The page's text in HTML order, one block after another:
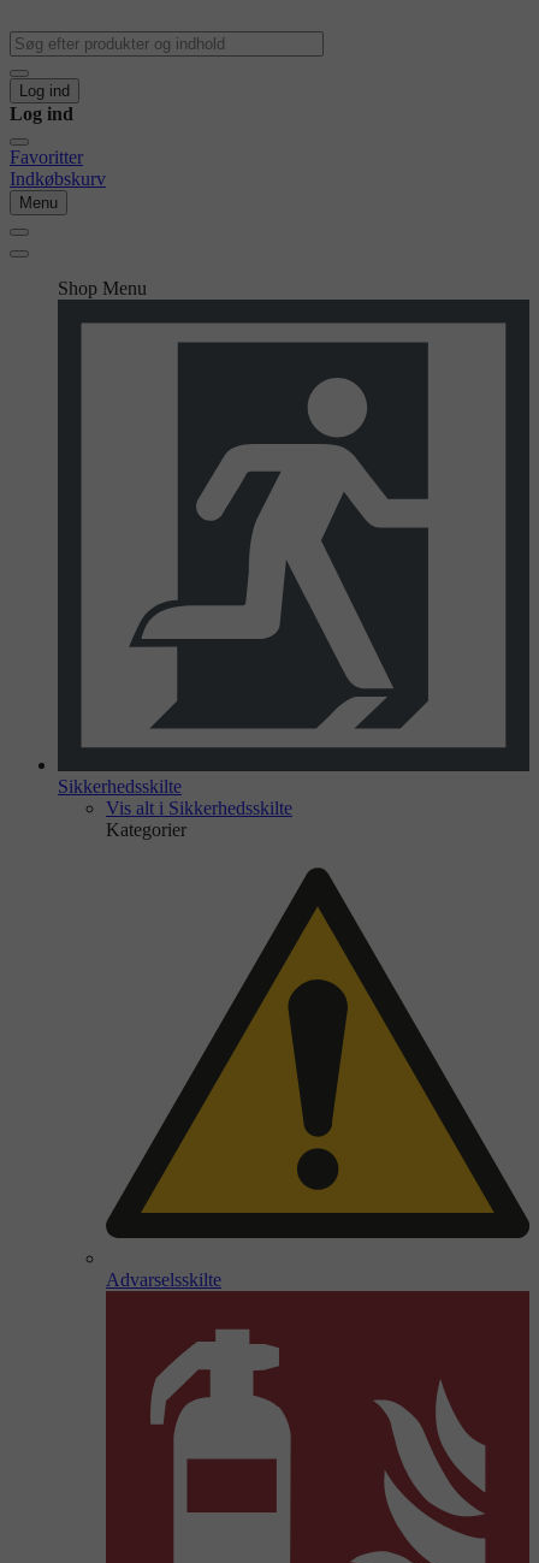
Log ind
Log ind
Favoritter
Indkøbskurv
Menu
Shop Menu
Sikkerhedsskilte
Vis alt i Sikkerhedsskilte
Kategorier
Advarselsskilte